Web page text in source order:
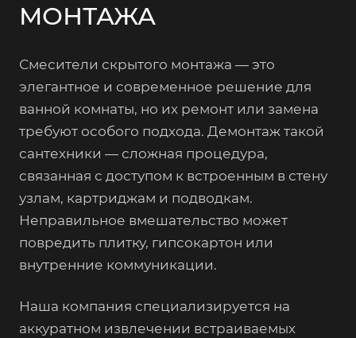
МОНТАЖА
Смесители скрытого монтажа — это
элегантное и современное решение для
ванной комнаты, но их ремонт или замена
требуют особого подхода. Демонтаж такой
сантехники — сложная процедура,
связанная с доступом к встроенным в стену
узлам, картриджам и подводкам.
Неправильное вмешательство может
повредить плитку, гипсокартон или
внутренние коммуникации.
Наша компания специализируется на
аккуратном извлечении встраиваемых